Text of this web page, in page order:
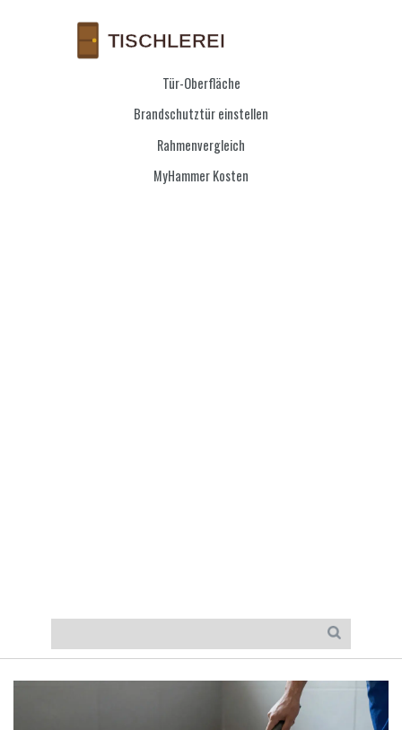
Tür-Oberfläche
Brandschutztür einstellen
Rahmenvergleich
MyHammer Kosten